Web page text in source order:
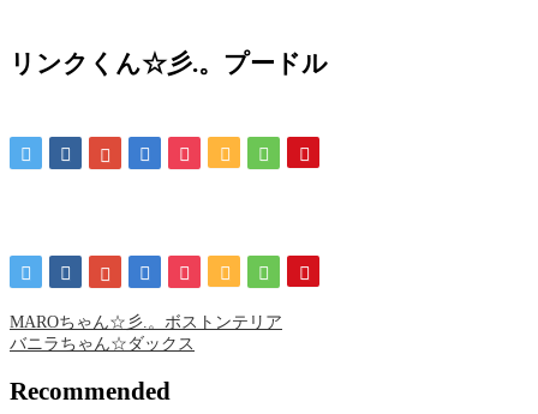
リンクくん☆彡.。プードル
MAROちゃん☆彡.。ボストンテリア
バニラちゃん☆ダックス
Recommended